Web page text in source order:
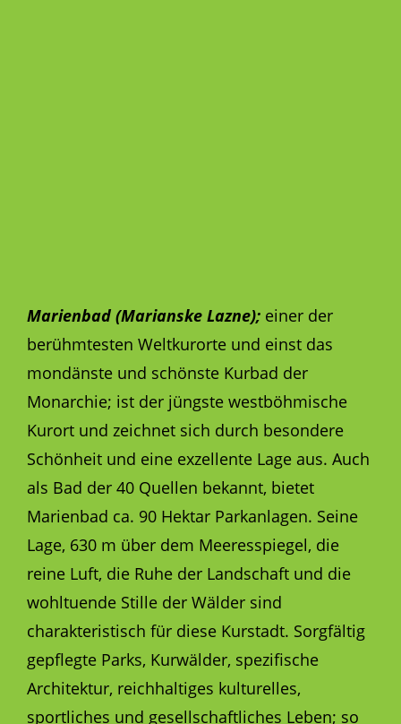
Marienbad (Marianske Lazne); einer der
berühmtesten Weltkurorte und einst das
mondänste und schönste Kurbad der
Monarchie; ist der jüngste westböhmische
Kurort und zeichnet sich durch besondere
Schönheit und eine exzellente Lage aus. Auch
als Bad der 40 Quellen bekannt, bietet
Marienbad ca. 90 Hektar Parkanlagen. Seine
Lage, 630 m über dem Meeresspiegel, die
reine Luft, die Ruhe der Landschaft und die
wohltuende Stille der Wälder sind
charakteristisch für diese Kurstadt. Sorgfältig
gepflegte Parks, Kurwälder, spezifische
Architektur, reichhaltiges kulturelles,
sportliches und gesellschaftliches Leben; so